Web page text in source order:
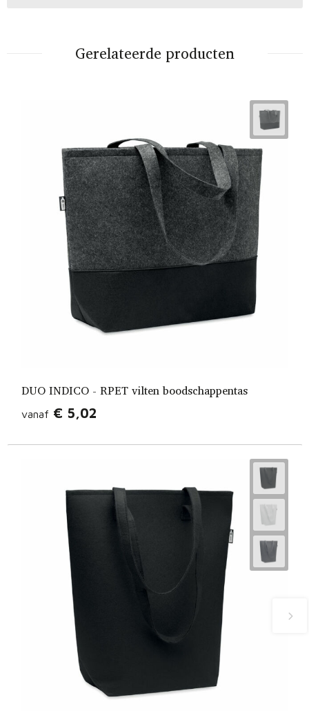
Gerelateerde producten
DUO INDICO - RPET vilten boodschappentas
vanaf € 5,02